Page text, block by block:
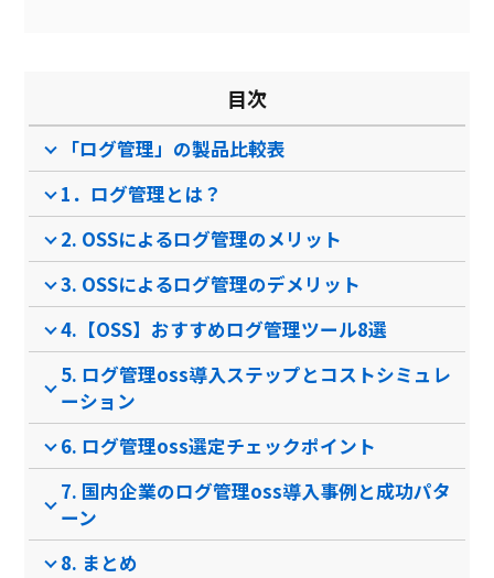
目次
「ログ管理」の製品比較表
1．ログ管理とは？
2. OSSによるログ管理のメリット
3. OSSによるログ管理のデメリット
4.【OSS】おすすめログ管理ツール8選
5. ログ管理oss導入ステップとコストシミュレ
ーション
6. ログ管理oss選定チェックポイント
7. 国内企業のログ管理oss導入事例と成功パタ
ーン
8. まとめ